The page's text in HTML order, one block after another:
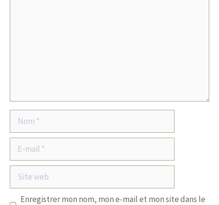
mail
Site
web
Enregistrer mon nom, mon e-mail et mon site dans le